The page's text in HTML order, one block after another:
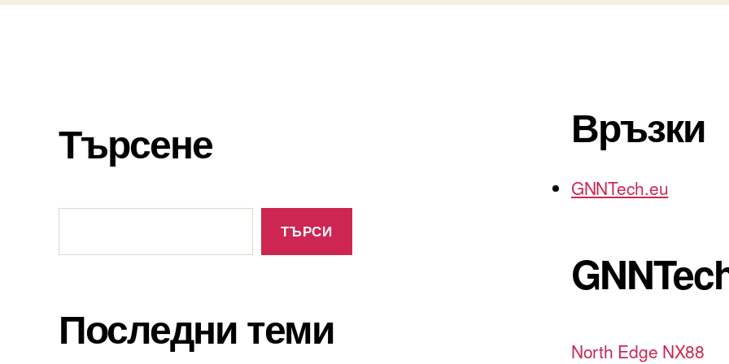
Търсене
ТЪРСИ
Последни теми
Връзки
GNNTech.eu
North Edge NX88